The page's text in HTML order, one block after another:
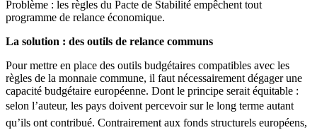
Problème : les règles du Pacte de Stabilité empêchent tout
programme de relance économique.
La solution : des outils de relance communs
Pour mettre en place des outils budgétaires compatibles avec les
règles de la monnaie commune, il faut nécessairement dégager une
capacité budgétaire européenne. Dont le principe serait équitable :
selon l’auteur, les pays doivent percevoir sur le long terme autant
qu’ils ont contribué. Contrairement aux fonds structurels européens,